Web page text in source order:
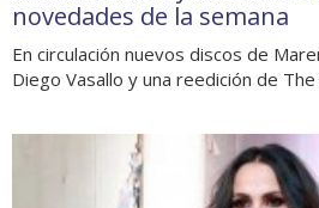
novedades de la semana
En circulación nuevos discos de
Diego Vasallo y una reedición de